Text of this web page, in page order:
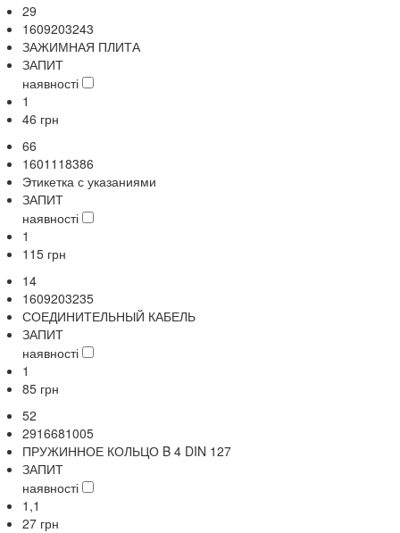
29
1609203243
ЗАЖИМНАЯ ПЛИТА
ЗАПИТ
наявності
1
46 грн
66
1601118386
Этикетка с указаниями
ЗАПИТ
наявності
1
115 грн
14
1609203235
СОЕДИНИТЕЛЬНЫЙ КАБЕЛЬ
ЗАПИТ
наявності
1
85 грн
52
2916681005
ПРУЖИННОЕ КОЛЬЦО B 4 DIN 127
ЗАПИТ
наявності
1,1
27 грн